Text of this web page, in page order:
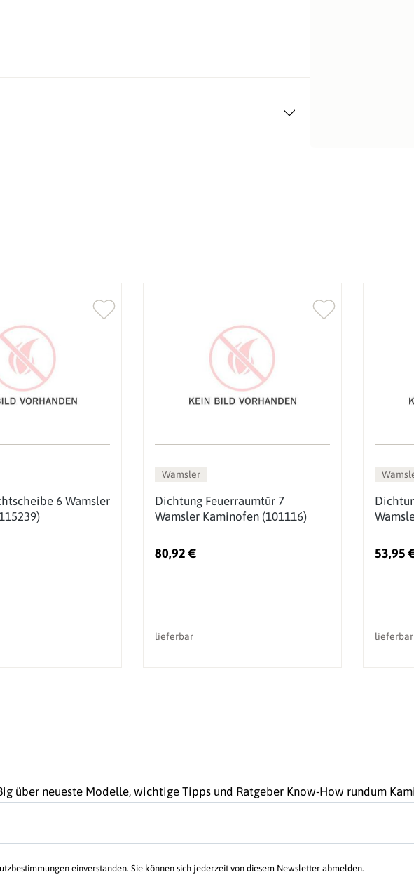
6 Wamsler
Wamsler
Dichtung Feuerraumtür 7
Wamsler Kaminofen (101116)
80,92 €
lieferbar
53,95
lieferbar
über neueste Modelle, wichtige Tipps und Ratgeber Know-How rundum
einverstanden. Sie können sich jederzeit von diesem Newsletter abmelden.